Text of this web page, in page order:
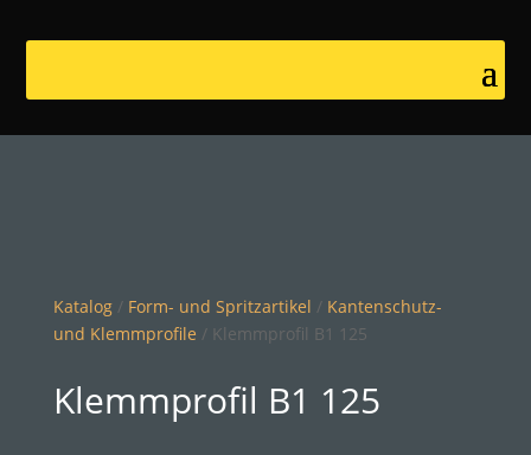
Katalog/ Form- und Spritzartikel / Kantenschutz-
und Klemmprofile / Klemmprofil B1 125
Klemmprofil B1 125